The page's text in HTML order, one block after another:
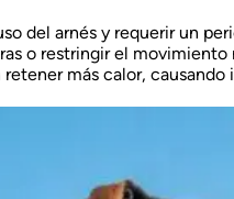
del arnés y requerir un
o restringir el movimiento
más calor, causando